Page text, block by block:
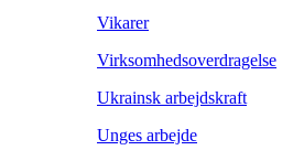
Vikarer
Virksomhedsoverdragelse
Ukrainsk arbejdskraft
Unges arbejde